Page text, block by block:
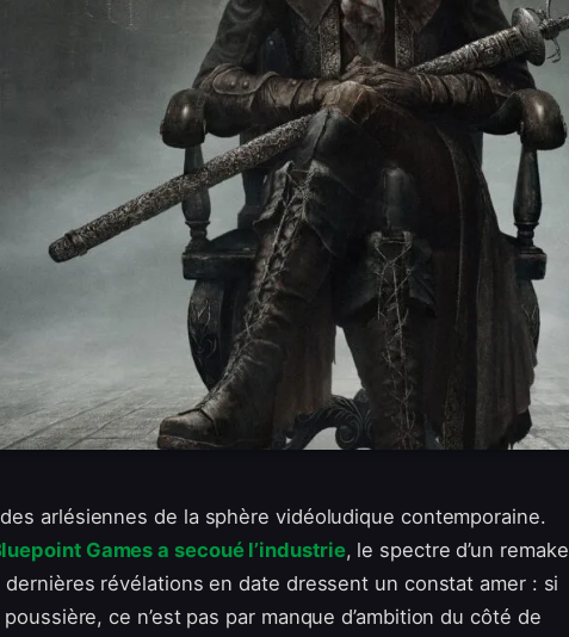
arlésiennes de la sphère vidéoludique contemporaine.
Games a secoué l’industrie, le spectre d’un remake
révélations en date dressent un constat amer : si
ce n’est pas par manque d’ambition du côté de